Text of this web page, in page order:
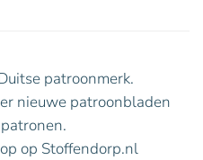
patroonmerk.
nieuwe patroonbladen
op Stoffendorp.nl